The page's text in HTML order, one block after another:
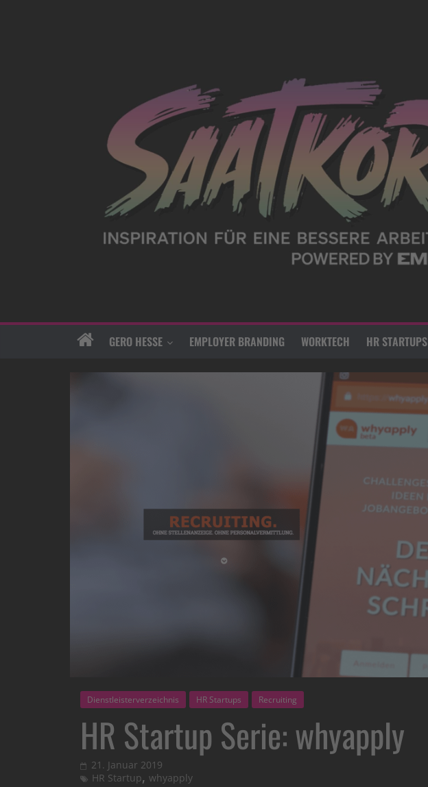
GERO HESSE EMPLOYER BRANDING WORKTECH HR STARTUPS
Dienstleisterverzeichnis HR Startups Recruiting
HR Startup Serie: whyapply
21. Januar 2019
HR Startup, whyapply